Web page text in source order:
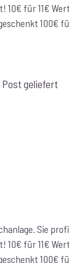
10€ für 11€
100€
geliefert
Sie
10€ für 11€
100€